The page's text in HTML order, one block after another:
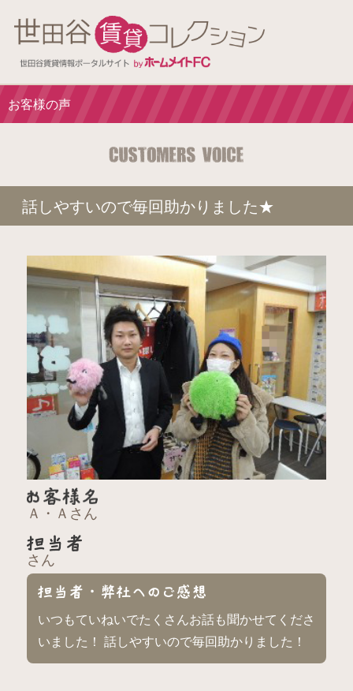
お客様の声
話しやすいので毎回助かりました★
Ａ・Ａさん
さん
いつもていねいでたくさんお話も聞かせてくださ
いました！ 話しやすいので毎回助かりました！